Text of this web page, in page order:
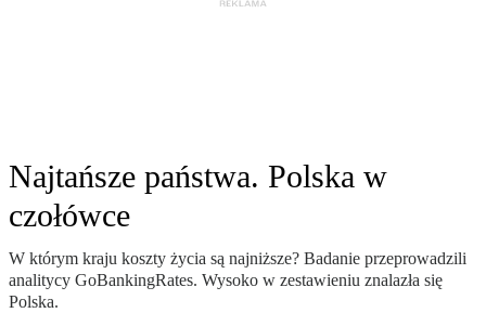
Najtańsze państwa. Polska w
czołówce
W którym kraju koszty życia są najniższe? Badanie przeprowadzili
analitycy GoBankingRates. Wysoko w zestawieniu znalazła się
Polska.